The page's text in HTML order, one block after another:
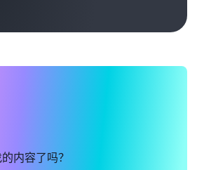
内容了吗？